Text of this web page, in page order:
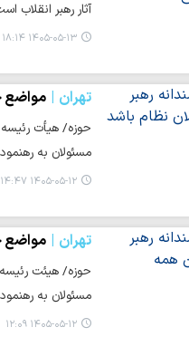
آثار رهبر انقلاب
۱۴۰۵-۰۵-۱۳ ۱۸:۱۴
تهران مواضع
حوزه/ هیأت
مسئولان به
۱۴۰۵-۰۵-۱۲ ۱۴:۴۷
تهران مواضع
حوزه/ هیئت
مسئولان به
۱۴۰۵-۰۵-۱۲ ۱۲:۰۹